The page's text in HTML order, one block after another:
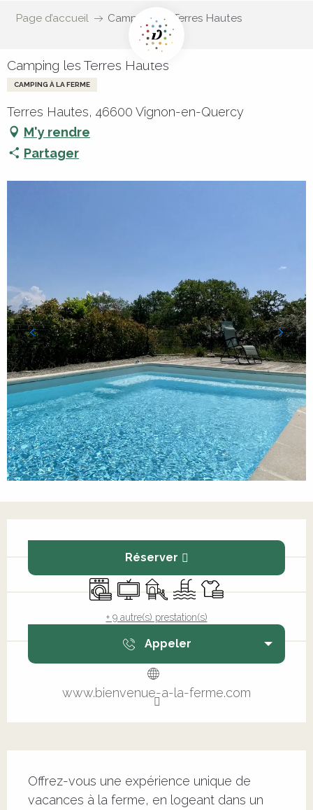
Page d’accueil Camping les Terres Hautes
Camping les Terres Hautes
CAMPING À LA FERME
Terres Hautes, 46600 Vignon-en-Quercy
M'y rendre
Partager
Réserver
Lave linge
TélévisionJeux pour enfants / Espace
PiscineDraps et linge
+ 9 autre(s) prestation(s)
Appeler
www.bienvenue-a-la-ferme.com
Offrez-vous une expérience unique de
vacances à la ferme, en logeant dans un